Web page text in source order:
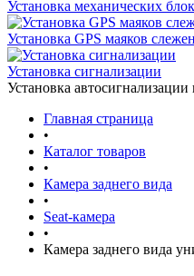
Установка механических
Установка GPS маяков
Установка сигнализации
Установка
Главная страница
•
Каталог товаров
•
Камера заднего вида
•
Seat-камера
•
Камера заднего вида